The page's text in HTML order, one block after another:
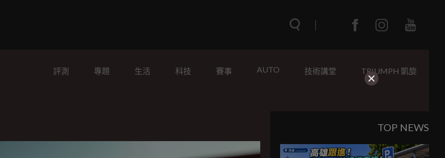
評測 專題 生活 科技 賽事 AUTO 技術講堂 TRIUMPH 凱旋
TOP NEWS